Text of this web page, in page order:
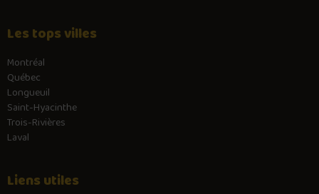
Les tops villes
Montréal
Québec
Longueuil
Saint-Hyacinthe
Trois-Rivières
Laval
Liens utiles